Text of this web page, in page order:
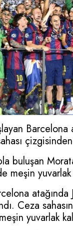
buluşan
meşin
Ceza
yuvarlak